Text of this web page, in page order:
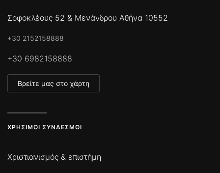
Σοφοκλέους 52 & Μενάνδρου Αθήνα 10552
+30 2152158888
+30 6982158888
Βρείτε μας στο χάρτη
ΧΡΉΣΙΜΟΙ ΣΎΝΔΕΣΜΟΙ
Χριστιανισμός & επιστήμη